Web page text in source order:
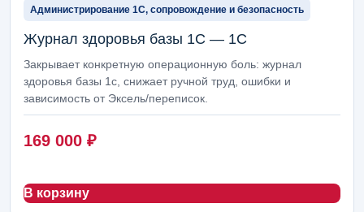
Администрирование 1С, сопровождение и безопасность
Журнал здоровья базы 1С — 1С
Закрывает конкретную операционную боль: журнал
здоровья базы 1с, снижает ручной труд, ошибки и
зависимость от Эксель/переписок.
169 000 ₽
В корзину